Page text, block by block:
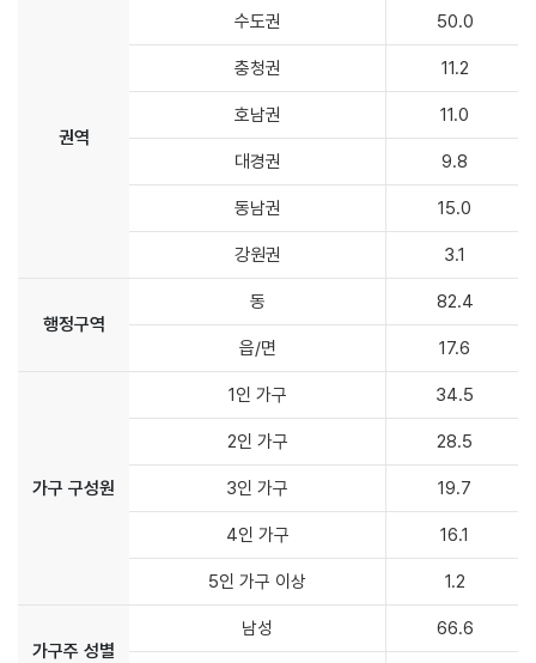
권역
수도권 50.0
충청권 11.2
호남권 11.0
대경권 9.8
동남권 15.0
강원권 3.1
행정구역
동 82.4
읍/면 17.6
가구 구성원
1인 가구 34.5
2인 가구 28.5
3인 가구 19.7
4인 가구 16.1
5인 가구 이상 1.2
가구주 성별
남성 66.6